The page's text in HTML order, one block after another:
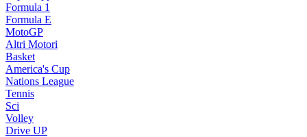
Formula 1
Formula E
MotoGP
Altri Motori
Basket
America's Cup
Nations League
Tennis
Sci
Volley
Drive UP